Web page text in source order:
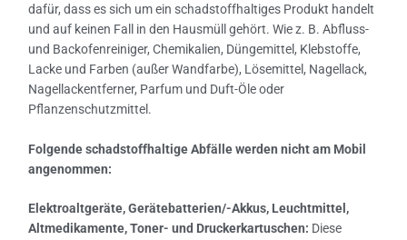
dafür, dass es sich um ein schadstoffhaltiges Produkt handelt
und auf keinen Fall in den Hausmüll gehört. Wie z. B. Abfluss-
und Backofenreiniger, Chemikalien, Düngemittel, Klebstoffe,
Lacke und Farben (außer Wandfarbe), Lösemittel, Nagellack,
Nagellackentferner, Parfum und Duft-Öle oder
Pflanzenschutzmittel.
Folgende schadstoffhaltige Abfälle werden nicht am Mobil
angenommen:
Elektroaltgeräte, Gerätebatterien/-Akkus, Leuchtmittel,
Altmedikamente, Toner- und Druckerkartuschen: Diese